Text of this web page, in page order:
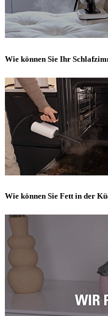
Wie können Sie Ihr
Wie können Sie Fett in der